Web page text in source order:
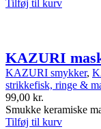
Tilføj til kurv
KAZURI
KAZURI smykker,
strikkefisk, ringe &
99,00 kr.
Smukke keramiske
Tilføj til kurv